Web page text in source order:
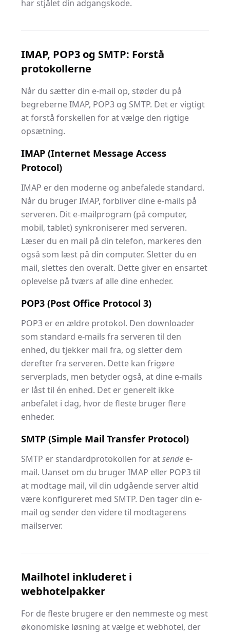
har stjålet din adgangskode.
IMAP, POP3 og SMTP: Forstå
protokollerne
Når du sætter din e-mail op, støder du på
begreberne IMAP, POP3 og SMTP. Det er vigtigt
at forstå forskellen for at vælge den rigtige
opsætning.
IMAP (Internet Message Access
Protocol)
IMAP er den moderne og anbefalede standard.
Når du bruger IMAP, forbliver dine e-mails på
serveren. Dit e-mailprogram (på computer,
mobil, tablet) synkroniserer med serveren.
Læser du en mail på din telefon, markeres den
også som læst på din computer. Sletter du en
mail, slettes den overalt. Dette giver en ensartet
oplevelse på tværs af alle dine enheder.
POP3 (Post Office Protocol 3)
POP3 er en ældre protokol. Den downloader
som standard e-mails fra serveren til den
enhed, du tjekker mail fra, og sletter dem
derefter fra serveren. Dette kan frigøre
serverplads, men betyder også, at dine e-mails
er låst til én enhed. Det er generelt ikke
anbefalet i dag, hvor de fleste bruger flere
enheder.
SMTP (Simple Mail Transfer Protocol)
SMTP er standardprotokollen for atsende e-
mail. Uanset om du bruger IMAP eller POP3 til
at modtage mail, vil din udgående server altid
være konfigureret med SMTP. Den tager din e-
mail og sender den videre til modtagerens
mailserver.
Mailhotel inkluderet i
webhotelpakker
For de fleste brugere er den nemmeste og mest
økonomiske løsning at vælge et webhotel, der